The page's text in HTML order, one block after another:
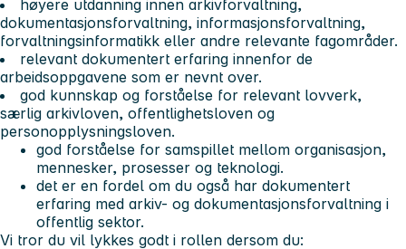
høyere utdanning innen arkivforvaltning,
dokumentasjonsforvaltning, informasjonsforvaltning,
forvaltningsinformatikk eller andre relevante fagområder.
relevant dokumentert erfaring innenfor de
arbeidsoppgavene som er nevnt over.
god kunnskap og forståelse for relevant lovverk,
særlig arkivloven, offentlighetsloven og
personopplysningsloven.
god forståelse for samspillet mellom organisasjon,
mennesker, prosesser og teknologi.
det er en fordel om du også har dokumentert
erfaring med arkiv- og dokumentasjonsforvaltning i
offentlig sektor.
Vi tror du vil lykkes godt i rollen dersom du: